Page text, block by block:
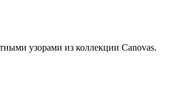
узорами из коллекции Canovas.